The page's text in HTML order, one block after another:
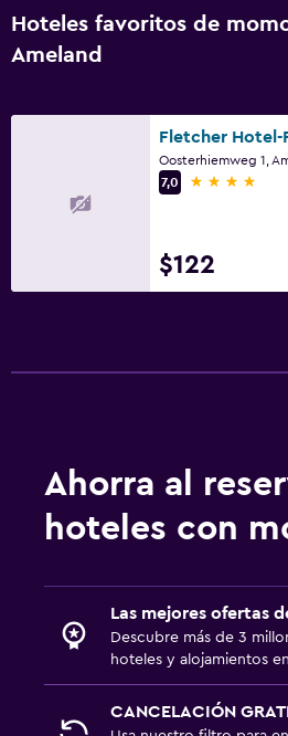
Hoteles favoritos de
Ameland
7,0
4 estrellas
$122
Ahorra al
hoteles con
Las mejores ofertas
Descubre más de 3
hoteles y alojamientos
CANCELACIÓN